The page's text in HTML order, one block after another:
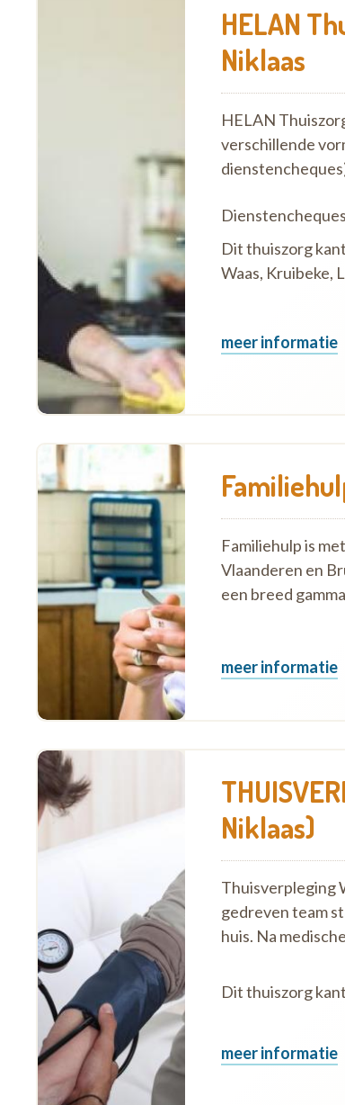
HELAN
Niklaas
HELAN
verschillende
Dit thuiszorg
Waas, Kruibeke,
meer informatie
Familiehulp is
Vlaanderen en
een breed
meer informatie
Niklaas)
Thuisverpleging
gedreven team
huis. Na
Dit thuiszorg
meer informatie